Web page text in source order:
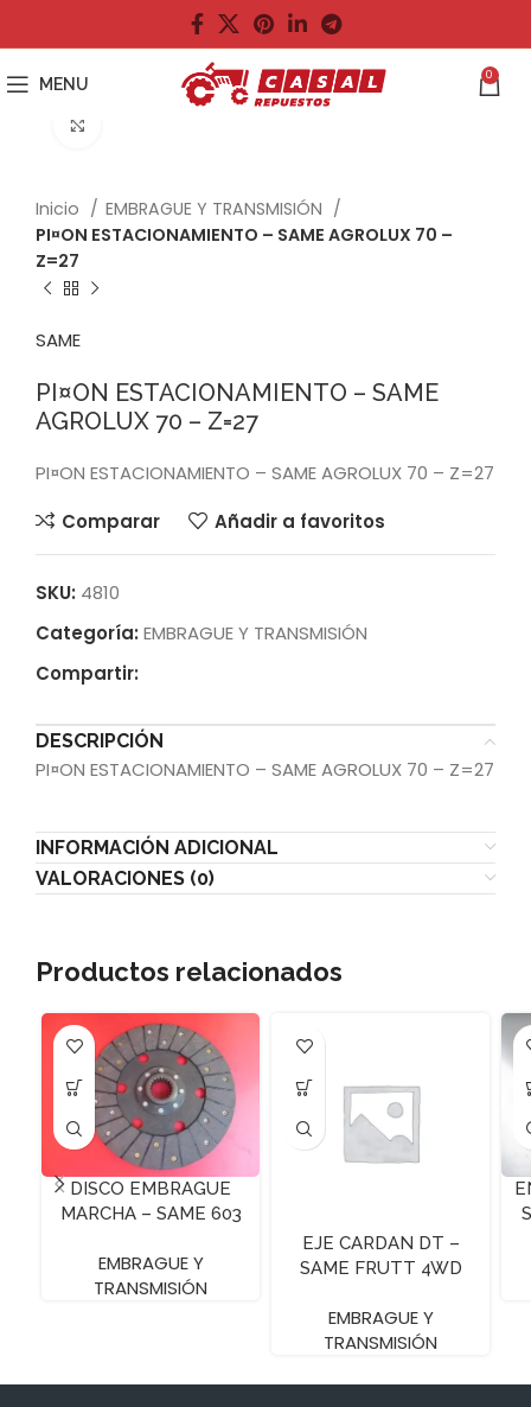
MENU 0
Inicio
EMBRAGUE Y TRANSMISIÓN
PI¤ON ESTACIONAMIENTO – SAME AGROLUX 70 –
Z=27
SAME
PI¤ON ESTACIONAMIENTO – SAME
AGROLUX 70 – Z=27
PI¤ON ESTACIONAMIENTO – SAME AGROLUX 70 – Z=27
Comparar
Añadir a favoritos
SKU: 4810
Categoría: EMBRAGUE Y TRANSMISIÓN
Compartir:
DESCRIPCIÓN
PI¤ON ESTACIONAMIENTO – SAME AGROLUX 70 – Z=27
INFORMACIÓN ADICIONAL
VALORACIONES (0)
Productos relacionados
DISCO EMBRAGUE
MARCHA – SAME 603
EMBRAGUE Y
TRANSMISIÓN
EJE CARDAN DT –
SAME FRUTT 4WD
EMBRAGUE Y
TRANSMISIÓN